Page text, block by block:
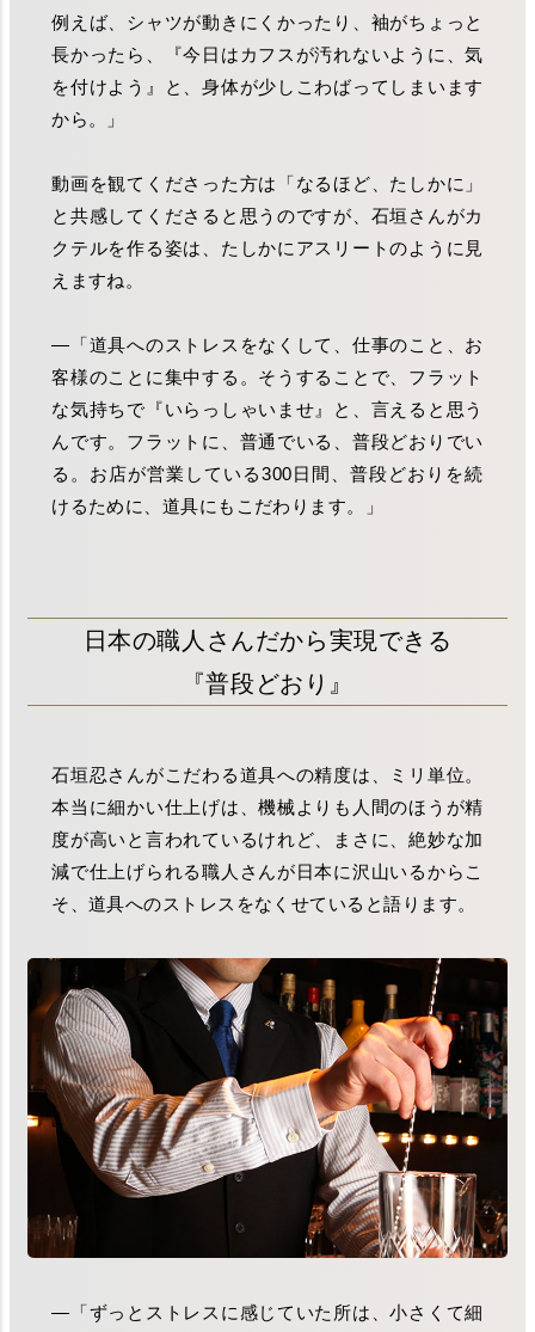
例えば、シャツが動きにくかったり、袖がちょっと
長かったら、『今日はカフスが汚れないように、気
を付けよう』と、身体が少しこわばってしまいます
から。」
動画を観てくださった方は「なるほど、たしかに」
と共感してくださると思うのですが、石垣さんがカ
クテルを作る姿は、たしかにアスリートのように見
えますね。
―「道具へのストレスをなくして、仕事のこと、お
客様のことに集中する。そうすることで、フラット
な気持ちで『いらっしゃいませ』と、言えると思う
んです。フラットに、普通でいる、普段どおりでい
る。お店が営業している300日間、普段どおりを続
けるために、道具にもこだわります。」
日本の職人さんだから実現できる
『普段どおり』
石垣忍さんがこだわる道具への精度は、ミリ単位。
本当に細かい仕上げは、機械よりも人間のほうが精
度が高いと言われているけれど、まさに、絶妙な加
減で仕上げられる職人さんが日本に沢山いるからこ
そ、道具へのストレスをなくせていると語ります。
―「ずっとストレスに感じていた所は、小さくて細